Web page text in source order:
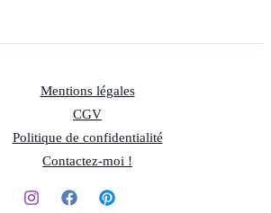
Mentions légales
CGV
Politique de confidentialité
Contactez-moi !